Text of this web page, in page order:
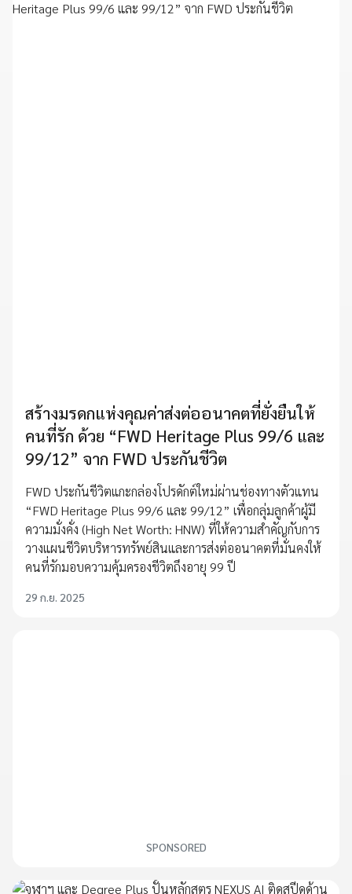
สร้างมรดกแห่งคุณค่าส่งต่ออนาคตที่ยั่งยืนให้
คนที่รัก ด้วย “FWD Heritage Plus 99/6 และ
99/12” จาก FWD ประกันชีวิต
FWD ประกันชีวิตแกะกล่องโปรดักต์ใหม่ผ่านช่องทางตัวแทน
“FWD Heritage Plus 99/6 และ 99/12” เพื่อกลุ่มลูกค้าผู้มี
ความมั่งคั่ง (High Net Worth: HNW) ที่ให้ความสำคัญกับการ
วางแผนชีวิตบริหารทรัพย์สินและการส่งต่ออนาคตที่มั่นคงให้
คนที่รักมอบความคุ้มครองชีวิตถึงอายุ 99 ปี
29 ก.ย. 2025
SPONSORED